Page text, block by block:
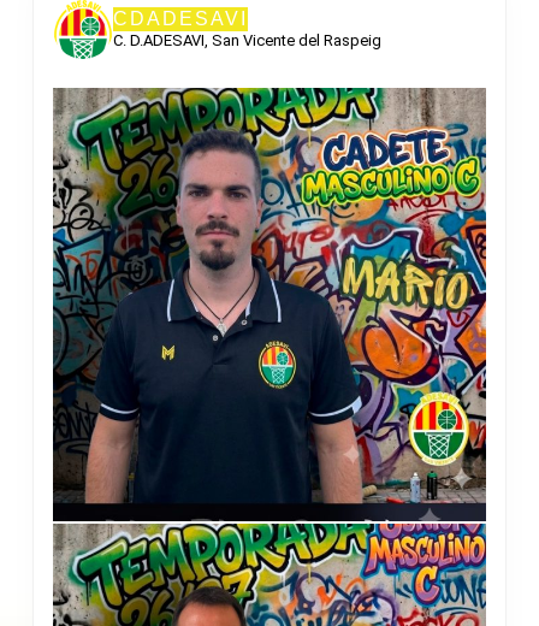
CDADESAVI
C. D.ADESAVI, San Vicente del Raspeig